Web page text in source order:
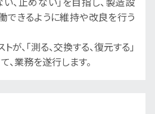
できるように維持や改良を行う
が、「測る、交換する、復元する」
業務を遂行します。